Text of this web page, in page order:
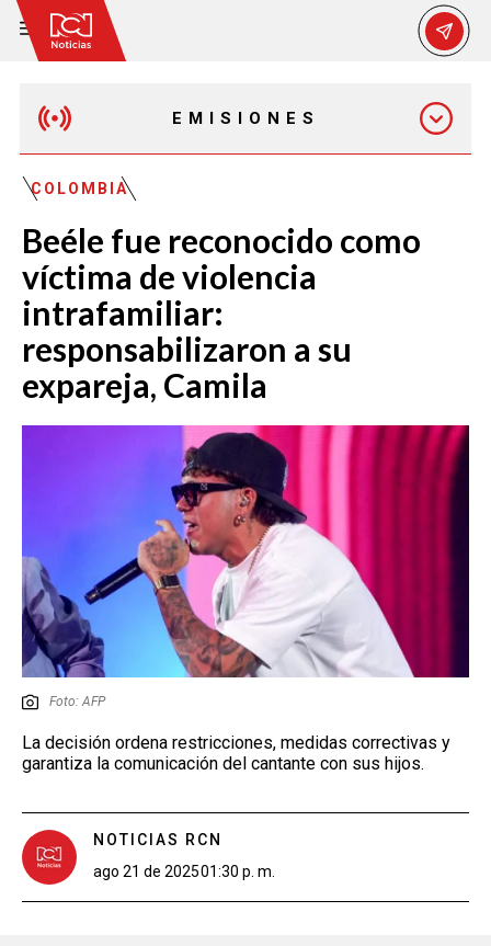
EMISIONES
EMISIÓN 7:00 PM
COLOMBIA
Beéle fue reconocido como
víctima de violencia
intrafamiliar:
responsabilizaron a su
expareja, Camila
Foto: AFP
La decisión ordena restricciones, medidas correctivas y
garantiza la comunicación del cantante con sus hijos.
NOTICIAS RCN
ago 21 de 202501:30 p. m.